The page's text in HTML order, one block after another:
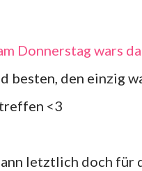
besten, den einzig
<3